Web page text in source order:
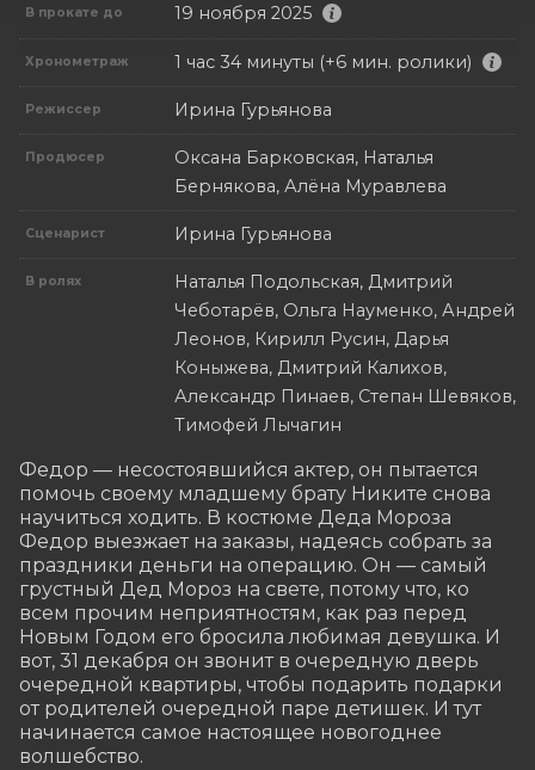
В прокате до 19 ноября 2025
Хронометраж 1 час 34 минуты (+6 мин. ролики)
Режиссер Ирина Гурьянова
Продюсер
Оксана Барковская, Наталья
Бернякова, Алёна Муравлева
Сценарист Ирина Гурьянова
В ролях
Наталья Подольская, Дмитрий
Чеботарёв, Ольга Науменко, Андрей
Леонов, Кирилл Русин, Дарья
Коныжева, Дмитрий Калихов,
Александр Пинаев, Степан Шевяков,
Тимофей Лычагин
Федор — несостоявшийся актер, он пытается
помочь своему младшему брату Никите снова
научиться ходить. В костюме Деда Мороза
Федор выезжает на заказы, надеясь собрать за
праздники деньги на операцию. Он — самый
грустный Дед Мороз на свете, потому что, ко
всем прочим неприятностям, как раз перед
Новым Годом его бросила любимая девушка. И
вот, 31 декабря он звонит в очередную дверь
очередной квартиры, чтобы подарить подарки
от родителей очередной паре детишек. И тут
начинается самое настоящее новогоднее
волшебство.